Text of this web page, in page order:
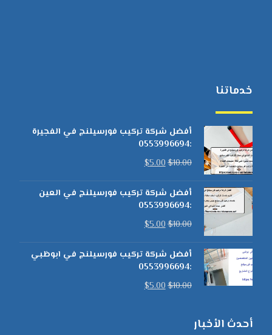
خدماتنا
أفضل شركة تركيب فورسيلنج في الفجيرة
:0553996694
$10.00
$5.00
أفضل شركة تركيب فورسيلنج في العين
:0553996694
$10.00
$5.00
أفضل شركة تركيب فورسيلنج في ابوظبي
:0553996694
$10.00
$5.00
أحدث الأخبار